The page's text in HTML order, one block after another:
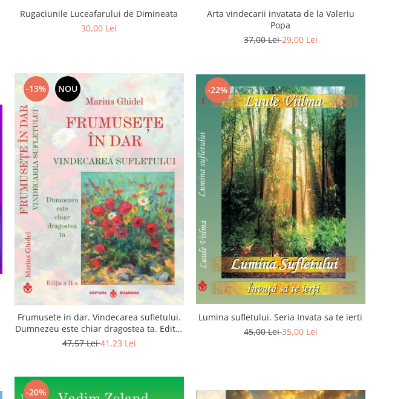
Rugaciunile Luceafarului de Dimineata
30,00 Lei
Arta vindecarii invatata de la Valeriu
Popa
37,00 Lei29,00 Lei
-13% NOU
Frumusete in dar. Vindecarea sufletului.
Dumnezeu este chiar dragostea ta. Editia
a 2-a
47,57 Lei41,23 Lei
-22%
Lumina sufletului. Seria Invata sa te ierti
45,00 Lei35,00 Lei
-20%